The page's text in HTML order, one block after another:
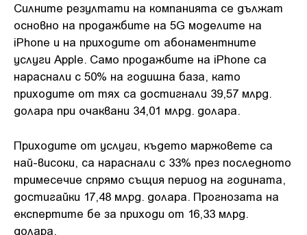
Силните резултати на компанията се дължат
основно на продажбите на 5G моделите на
iPhone и на приходите от абонаментните
услуги Apple. Само продажбите на iPhone са
нараснали с 50% на годишна база, като
приходите от тях са достигнали 39,57 млрд.
долара при очаквани 34,01 млрд. долара.
Приходите от услуги, където маржовете са
най-високи, са нараснали с 33% през последното
тримесечие спрямо същия период на годината,
достигайки 17,48 млрд. долара. Прогнозата на
експертите бе за приходи от 16,33 млрд.
долара.